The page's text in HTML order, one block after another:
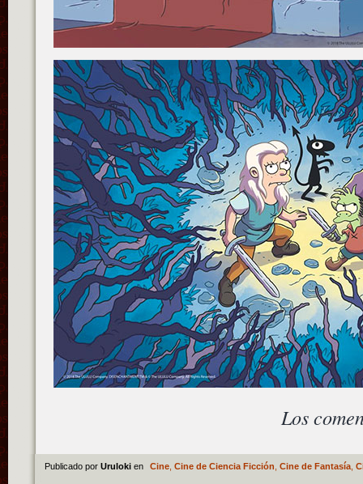
Los
Publicado por Uruloki en Cine, Cine de Ciencia Ficción Cine de Fantasía,